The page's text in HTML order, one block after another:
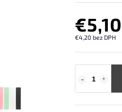
€5,10
€4,20 bez DPH